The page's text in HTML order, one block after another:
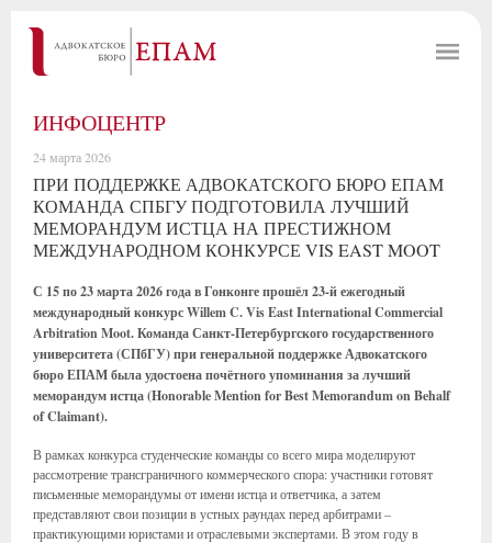
ИНФОЦЕНТР
24 марта 2026
ПРИ ПОДДЕРЖКЕ АДВОКАТСКОГО БЮРО ЕПАМ
КОМАНДА СПБГУ ПОДГОТОВИЛА ЛУЧШИЙ
МЕМОРАНДУМ ИСТЦА НА ПРЕСТИЖНОМ
МЕЖДУНАРОДНОМ КОНКУРСЕ VIS EAST MOOT
С 15 по 23 марта 2026 года в Гонконге прошёл 23-й ежегодный
международный конкурс Willem C. Vis East International Commercial
Arbitration Moot. Команда Санкт-Петербургского государственного
университета (СПбГУ) при генеральной поддержке Адвокатского
бюро ЕПАМ была удостоена почётного упоминания за лучший
меморандум истца (Honorable Mention for Best Memorandum on Behalf
of Claimant).
В рамках конкурса студенческие команды со всего мира моделируют
рассмотрение трансграничного коммерческого спора: участники готовят
письменные меморандумы от имени истца и ответчика, а затем
представляют свои позиции в устных раундах перед арбитрами –
практикующими юристами и отраслевыми экспертами. В этом году в